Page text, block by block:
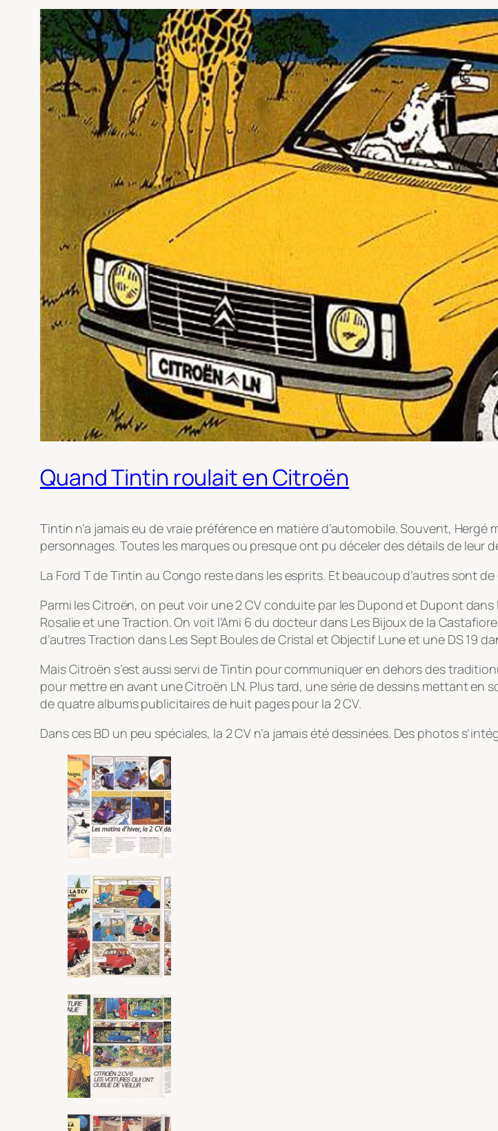
Quand Tintin roulait en Citroën
Tintin n’a jamais eu de vraie préférence en matière d’automobile. Souvent,
personnages. Toutes les marques ou presque ont pu déceler des détails de leur
La Ford T de Tintin au Congo reste dans les esprits. Et beaucoup d’autres sont
Parmi les Citroën, on peut voir une 2 CV conduite par les Dupond et Dupont
Rosalie et une Traction. On voit l’Ami 6 du docteur dans Les Bijoux de la
d’autres Traction dans Les Sept Boules de Cristal et Objectif Lune et une DS 19
Mais Citroën s’est aussi servi de Tintin pour communiquer en dehors des
pour mettre en avant une Citroën LN. Plus tard, une série de dessins mettant en
de quatre albums publicitaires de huit pages pour la 2 CV.
Dans ces BD un peu spéciales, la 2 CV n’a jamais été dessinées. Des photos